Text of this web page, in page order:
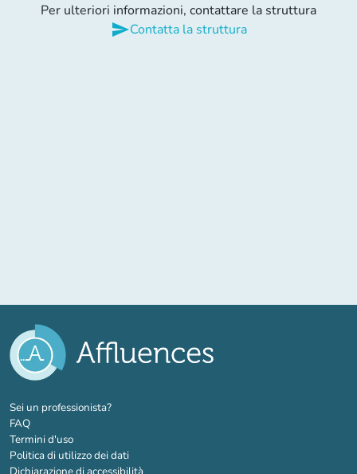
Per ulteriori informazioni, contattare la struttura
sendContatta la struttura
Sei un professionista?(nuova scheda)
FAQ
Termini d'uso
Politica di utilizzo dei dati